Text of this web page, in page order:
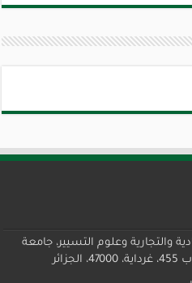
والتجارية وعلوم التسيير، جامعة